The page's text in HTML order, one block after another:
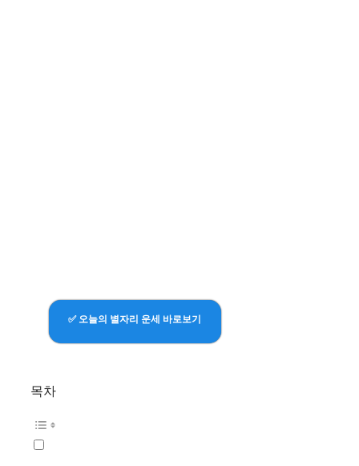
✅ 오늘의 별자리 운세 바로보기
목차